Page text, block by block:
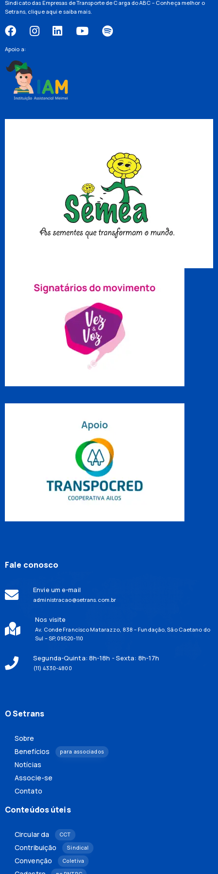
Sindicato das Empresas de Transporte de Carga do ABC – Conheça melhor o
Setrans, clique aqui e saiba mais.
Apoio a:
Fale conosco
Envie um e-mail
administracao@setrans.com.br
Nos visite
Av. Conde Francisco Matarazzo, 838 – Fundação, São Caetano do
Sul – SP, 09520-110
Segunda-Quinta: 8h-18h - Sexta: 8h-17h
(11) 4330-4800
O Setrans
Sobre
Benefícios
para associados
Notícias
Associe-se
Contato
Conteúdos úteis
Circular da CCT
Contribuição Sindical
Convenção Coletiva